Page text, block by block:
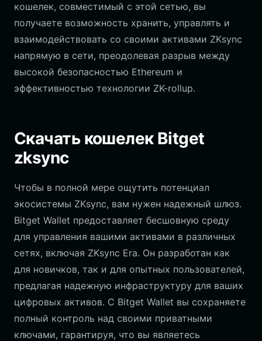
кошелек, совместимый с этой сетью, вы
получаете возможность хранить, управлять и
взаимодействовать со своими активами ZKsync
напрямую в сети, преодолевая разрыв между
высокой безопасностью Ethereum и
эффективностью технологии ZK-rollup.
Скачать кошелек Bitget
zksync
Чтобы в полной мере ощутить потенциал
экосистемы ZKsync, вам нужен надежный шлюз.
Bitget Wallet предоставляет бесшовную среду
для управления вашими активами в различных
сетях, включая ZKsync Era. Он разработан как
для новичков, так и для опытных пользователей,
предлагая надежную инфраструктуру для ваших
цифровых активов. С Bitget Wallet вы сохраняете
полный контроль над своими приватными
ключами, гарантируя, что вы являетесь